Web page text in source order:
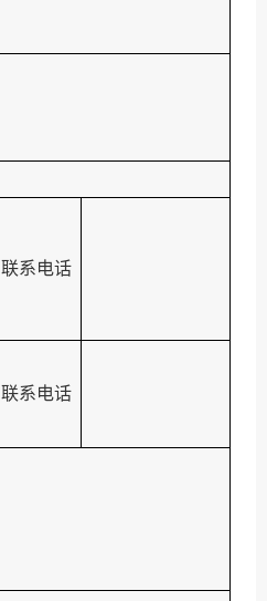
联系电话
联系电话